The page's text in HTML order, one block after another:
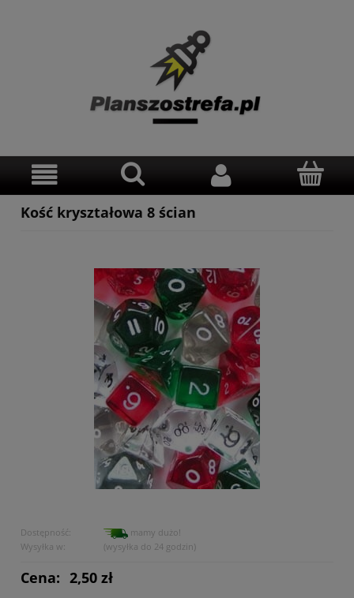
Kość kryształowa 8 ścian
Dostępność:
mamy dużo!
Wysyłka w:
(wysyłka do 24 godzin)
Cena: 2,50 zł